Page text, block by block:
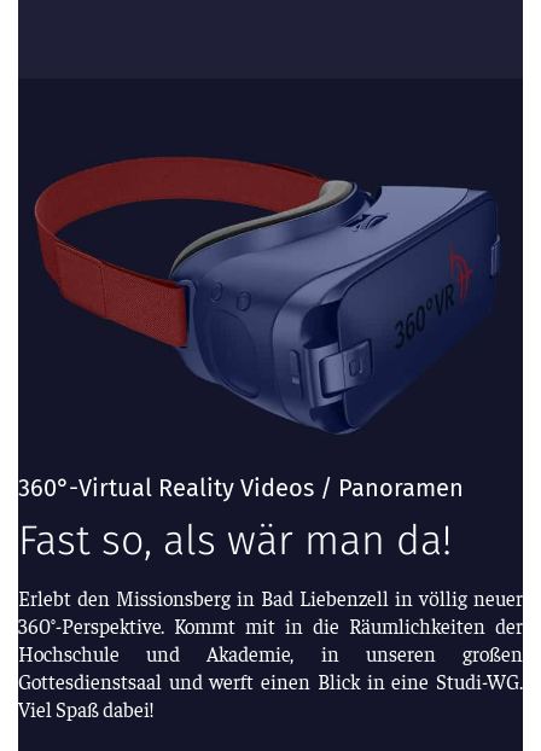
360°-Virtual Reality Videos / Panoramen
Fast so, als wär man da!
Erlebt den Missionsberg in Bad Liebenzell in völlig neuer
360°-Perspektive. Kommt mit in die Räumlichkeiten der
Hochschule und Akademie, in unseren großen
Gottesdienstsaal und werft einen Blick in eine Studi-WG.
Viel Spaß dabei!